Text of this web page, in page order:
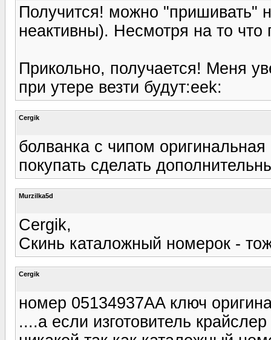
Получится! можно "пришивать"
неактивны). Несмотря на то
Прикольно, получается! Меня
при утере везти будут:eek:
Cergik
болванка с чипом
покупать сделать
Murzilka5d
Cergik,
Скинь каталожный номерок -
Cergik
номер 05134937AA ключ
....а если изготовитель